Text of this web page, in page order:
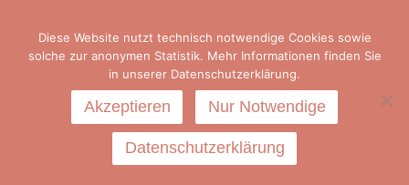
Diese Website nutzt technisch notwendige Cookies sowie
solche zur anonymen Statistik. Mehr Informationen finden Sie
in unserer Datenschutzerklärung.
Akzeptieren Nur Notwendige
Datenschutzerklärung